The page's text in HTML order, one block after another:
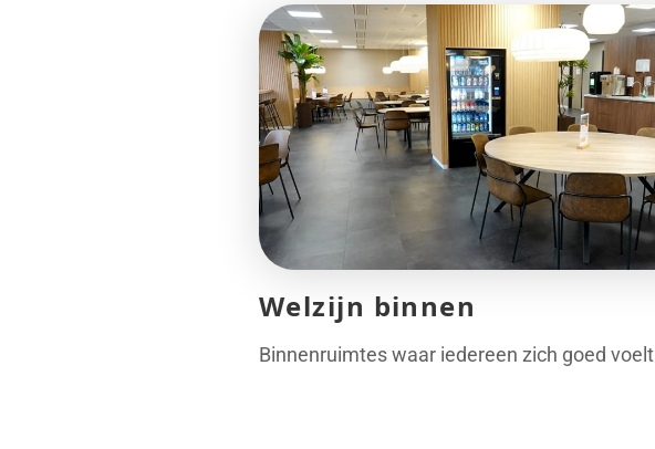
Welzijn binnen
Binnenruimtes waar iedereen zich goed voelt